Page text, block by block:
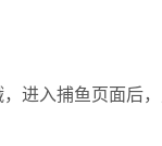
进入捕鱼页面后